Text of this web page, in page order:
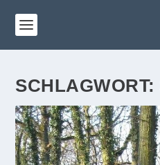
SCHLAGWORT: